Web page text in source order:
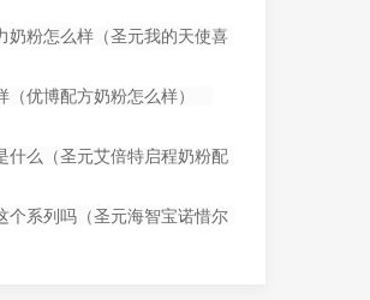
奶粉怎么样（圣元我的天使喜
（优博配方奶粉怎么样）
什么（圣元艾倍特启程奶粉配
个系列吗（圣元海智宝诺惜尔